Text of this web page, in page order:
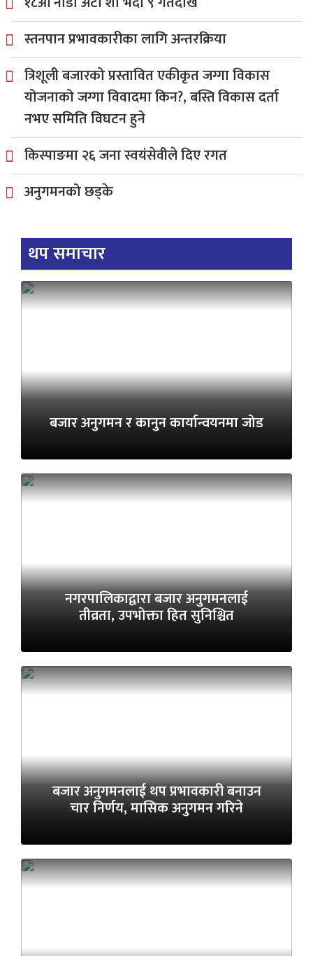
स्तनपान प्रभावकारीका लागि अन्तरक्रिया
त्रिशूली बजारको प्रस्तावित एकीकृत जग्गा विकास
योजनाको जग्गा विवादमा किन?, बस्ति विकास दर्ता
नभए समिति विघटन हुने
किस्पाङमा २६ जना स्वयंसेवीले दिए रगत
अनुगमनको छड्के
थप समाचार
बजार अनुगमन र कानुन कार्यान्वयनमा जोड
नगरपालिकाद्वारा बजार अनुगमनलाई
तीव्रता, उपभोक्ता हित सुनिश्चित
बजार अनुगमनलाई थप प्रभावकारी बनाउन
चार निर्णय, मासिक अनुगमन गरिने